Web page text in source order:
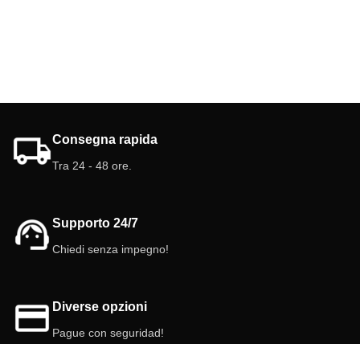
Consegna rapida
Tra 24 - 48 ore.
Supporto 24/7
Chiedi senza impegno!
Diverse opzioni
Pague con seguridad!